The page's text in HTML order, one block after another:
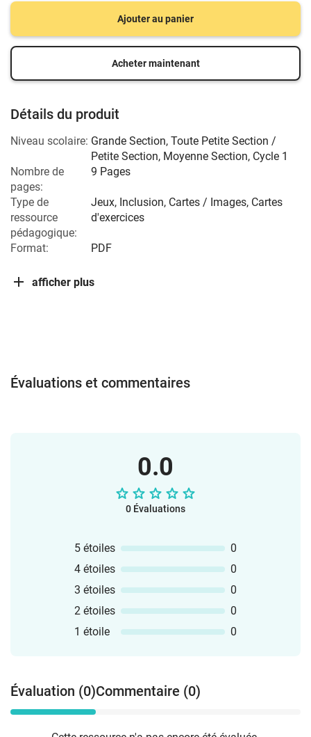
Ajouter au panier
Acheter maintenant
Détails du produit
Niveau scolaire: Grande Section, Toute Petite Section /
Petite Section, Moyenne Section, Cycle 1
Nombre de
pages:
9 Pages
Type de
ressource
pédagogique:
Jeux, Inclusion, Cartes / Images, Cartes
d'exercices
Format: PDF
afficher plus
Évaluations et commentaires
0.0
0 Évaluations
5 étoiles
0
4 étoiles
0
3 étoiles
0
2 étoiles
0
1 étoile
0
Évaluation (0)Commentaire (0)